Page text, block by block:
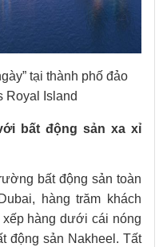
tại thành phố đảo
Royal Island
bất động sản xa xỉ
bất động sản toàn
hàng trăm khách
hàng dưới cái nóng
động sản Nakheel. Tất